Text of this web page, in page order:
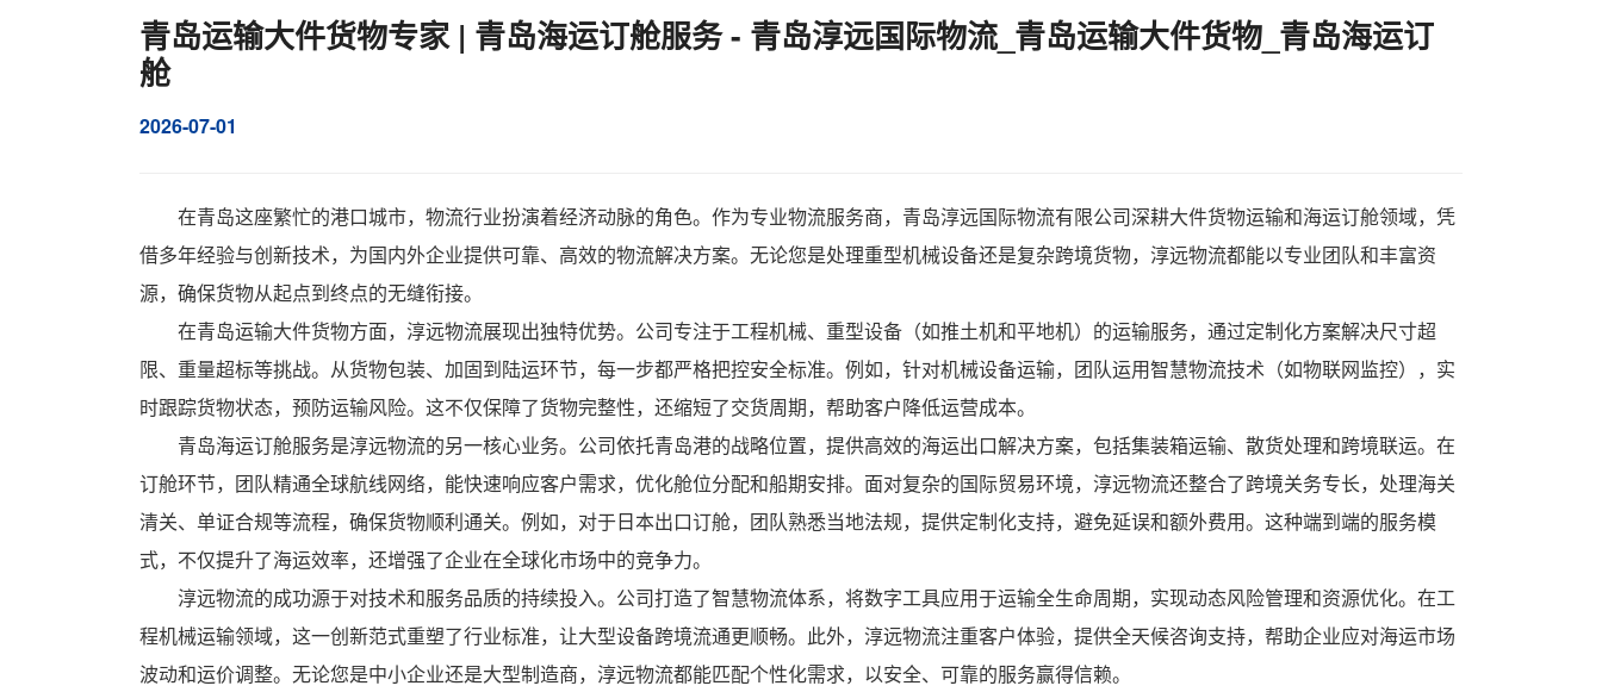
青岛运输大件货物专家 | 青岛海运订舱服务 - 青岛淳远国际物流_青岛运输大件货物_青岛海运订
舱
2026-07-01
在青岛这座繁忙的港口城市，物流行业扮演着经济动脉的角色。作为专业物流服务商，青岛淳远国际物流有限公司深耕大件货物运输和海运订舱领域，凭
借多年经验与创新技术，为国内外企业提供可靠、高效的物流解决方案。无论您是处理重型机械设备还是复杂跨境货物，淳远物流都能以专业团队和丰富资
源，确保货物从起点到终点的无缝衔接。
在青岛运输大件货物方面，淳远物流展现出独特优势。公司专注于工程机械、重型设备（如推土机和平地机）的运输服务，通过定制化方案解决尺寸超
限、重量超标等挑战。从货物包装、加固到陆运环节，每一步都严格把控安全标准。例如，针对机械设备运输，团队运用智慧物流技术（如物联网监控），实
时跟踪货物状态，预防运输风险。这不仅保障了货物完整性，还缩短了交货周期，帮助客户降低运营成本。
青岛海运订舱服务是淳远物流的另一核心业务。公司依托青岛港的战略位置，提供高效的海运出口解决方案，包括集装箱运输、散货处理和跨境联运。在
订舱环节，团队精通全球航线网络，能快速响应客户需求，优化舱位分配和船期安排。面对复杂的国际贸易环境，淳远物流还整合了跨境关务专长，处理海关
清关、单证合规等流程，确保货物顺利通关。例如，对于日本出口订舱，团队熟悉当地法规，提供定制化支持，避免延误和额外费用。这种端到端的服务模
式，不仅提升了海运效率，还增强了企业在全球化市场中的竞争力。
淳远物流的成功源于对技术和服务品质的持续投入。公司打造了智慧物流体系，将数字工具应用于运输全生命周期，实现动态风险管理和资源优化。在工
程机械运输领域，这一创新范式重塑了行业标准，让大型设备跨境流通更顺畅。此外，淳远物流注重客户体验，提供全天候咨询支持，帮助企业应对海运市场
波动和运价调整。无论您是中小企业还是大型制造商，淳远物流都能匹配个性化需求，以安全、可靠的服务赢得信赖。